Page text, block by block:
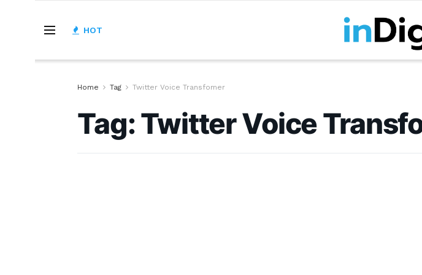
HOT
Home Tag Twitter Voice Transfomer
Tag:Twitter Voice